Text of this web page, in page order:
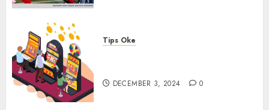
Tips Oke
DECEMBER 3, 2024 0